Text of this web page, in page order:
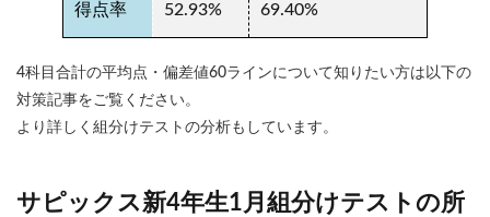
得点率 52.93% 69.40%
4科目合計の平均点・偏差値60ラインについて知りたい方は以下の
対策記事をご覧ください。
より詳しく組分けテストの分析もしています。
サピックス新4年生1月組分けテストの所